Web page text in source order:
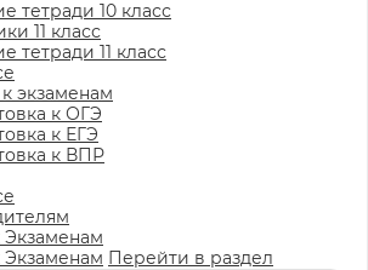
тетради 10 класс
11 класс
тетради 11 класс
экзаменам
к ОГЭ
к ЕГЭ
к ВПР
Экзаменам
Экзаменам Перейти в раздел